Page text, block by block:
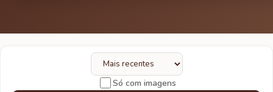
Só com imagens